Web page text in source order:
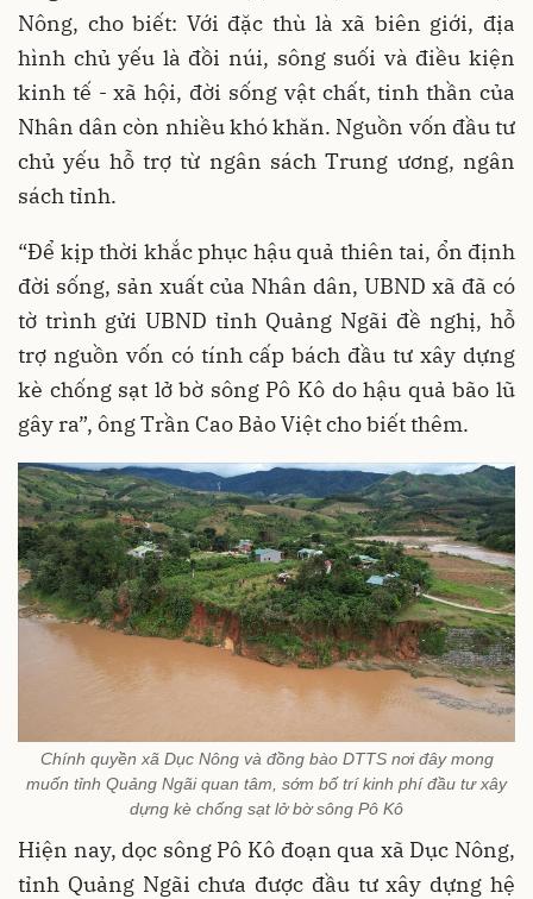
Nông, cho biết: Với đặc thù là xã biên giới, địa
hình chủ yếu là đồi núi, sông suối và điều kiện
kinh tế - xã hội, đời sống vật chất, tinh thần của
Nhân dân còn nhiều khó khăn. Nguồn vốn đầu tư
chủ yếu hỗ trợ từ ngân sách Trung ương, ngân
sách tỉnh.
“Để kịp thời khắc phục hậu quả thiên tai, ổn định
đời sống, sản xuất của Nhân dân, UBND xã đã có
tờ trình gửi UBND tỉnh Quảng Ngãi đề nghị, hỗ
trợ nguồn vốn có tính cấp bách đầu tư xây dựng
kè chống sạt lở bờ sông Pô Kô do hậu quả bão lũ
gây ra”, ông Trần Cao Bảo Việt cho biết thêm.
Chính quyền xã Dục Nông và đồng bào DTTS nơi đây mong
muốn tỉnh Quảng Ngãi quan tâm, sớm bố trí kinh phí đầu tư xây
dựng kè chống sạt lở bờ sông Pô Kô
Hiện nay, dọc sông Pô Kô đoạn qua xã Dục Nông,
tỉnh Quảng Ngãi chưa được đầu tư xây dựng hệ